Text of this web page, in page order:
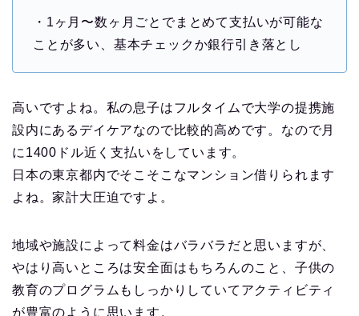
・1ヶ月〜数ヶ月ごとでまとめて支払いが可能な
ことが多い、基本チェックか銀行引き落とし
高いですよね。私の息子はフルタイムで大学の提携施
設内にあるデイケアなので比較的高めです。なので月
に1400ドル近く支払いをしています。
日本の東京都内でそこそこなマンション借りられます
よね。家計大圧迫ですよ。
地域や施設によって料金はバラバラだと思いますが、
やはり高いところは安全面はもちろんのこと、子供の
教育のプログラムもしっかりしていてアクティビティ
が豊富のように思います。